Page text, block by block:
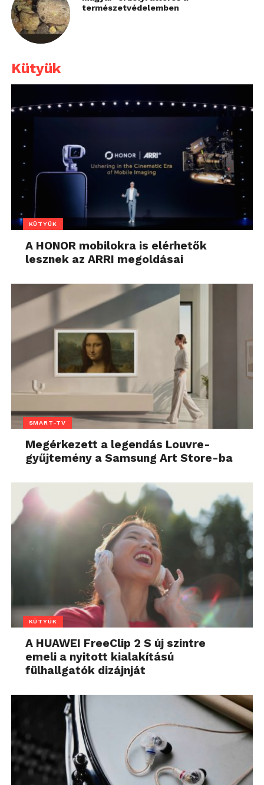
természetvédelemben
Kütyük
KÜTYÜK
A HONOR mobilokra is elérhetők
lesznek az ARRI megoldásai
SMART-TV
Megérkezett a legendás Louvre-
gyűjtemény a Samsung Art Store-ba
KÜTYÜK
A HUAWEI FreeClip 2 S új szintre
emeli a nyitott kialakítású
fülhallgatók dizájnját